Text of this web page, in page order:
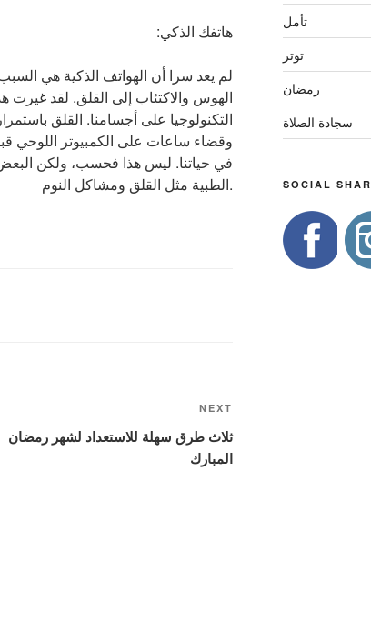
:هاتفك الذكي
لم يعد سرا أن الهواتف الذكية هي
الهوس والاكتئاب إلى القلق. لقد غيرت
التكنولوجيا على أجسامنا. القلق
وقضاء ساعات على الكمبيوتر اللوحي
في حياتنا. ليس هذا فحسب، ولكن
الطبية مثل القلق ومشاكل النوم.
Post
NEXT
ثلاث طرق سهلة للاستعداد لشهر رمضان
المبارك
تأمل
توتر
رمضان
سجادة الصلاة
SOCIAL